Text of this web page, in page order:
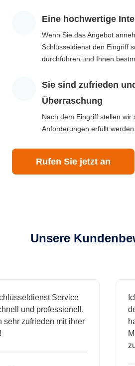
Eine hochwertige
Wenn Sie das Angebot
Schlüsseldienst den Eingriff
durchführen und Ihnen
Sie sind zufrieden
Überraschung
Nach dem Eingriff stellen wir
Anforderungen erfüllt werden.
Rufen Sie jetzt an
Unsere
Service
und professionell.
zufrieden mit ihrer
Ich
der
hat